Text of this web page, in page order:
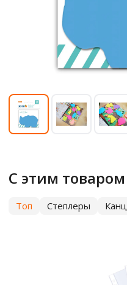
С этим
Топ Степлеры